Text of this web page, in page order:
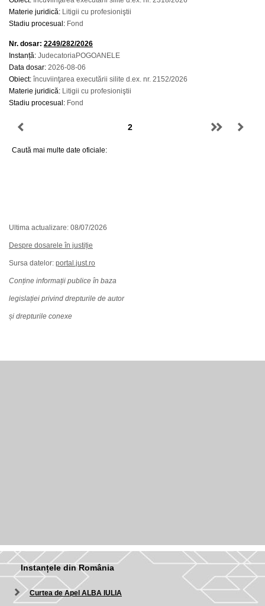
Materie juridică: Litigii cu profesioniştii
Stadiu procesual: Fond
Nr. dosar: 2249/282/2026
Instanță: JudecatoriaPOGOANELE
Data dosar: 2026-08-06
Obiect: încuviinţarea executării silite d.ex. nr. 2152/2026
Materie juridică: Litigii cu profesioniştii
Stadiu procesual: Fond
Caută mai multe date oficiale:
Ultima actualizare: 08/07/2026
Despre dosarele în justiție
Sursa datelor: portal.just.ro
Conține informații publice în baza
legislației privind drepturile de autor
și drepturile conexe
Instanțele din România
Curtea de Apel ALBA IULIA